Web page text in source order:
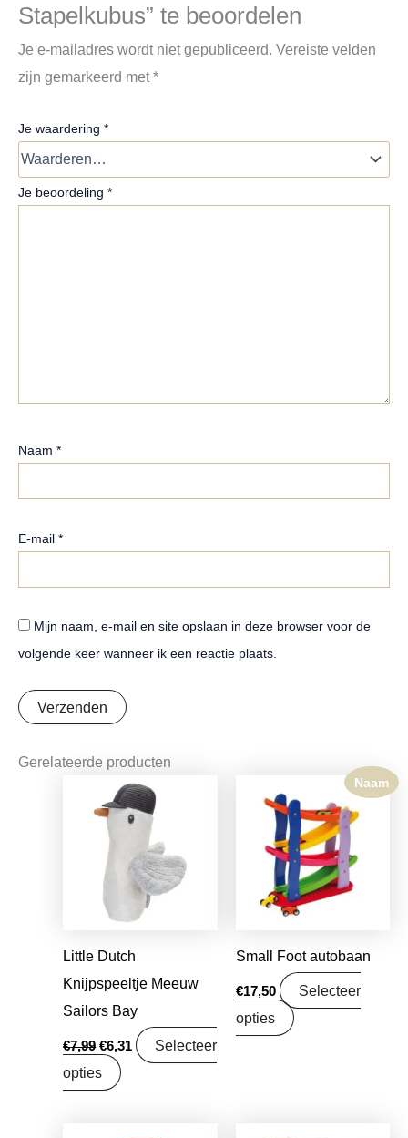
Stapelkubus” te beoordelen
Je e-mailadres wordt niet gepubliceerd. Vereiste velden
zijn gemarkeerd met*
Je waardering *
Je beoordeling *
Naam *
E-mail *
Mijn naam, e-mail en site opslaan in deze browser voor de
volgende keer wanneer ik een reactie plaats.
Gerelateerde producten
Little Dutch
Knijpspeeltje Meeuw
Sailors Bay
€7,99
Oorspronkelijke
prijs
was:
€7,99.
€6,31
Huidige
prijs
is:
€6,31.
Selecteer
opties
Naam
Small Foot autobaan
€17,50
Selecteer
opties